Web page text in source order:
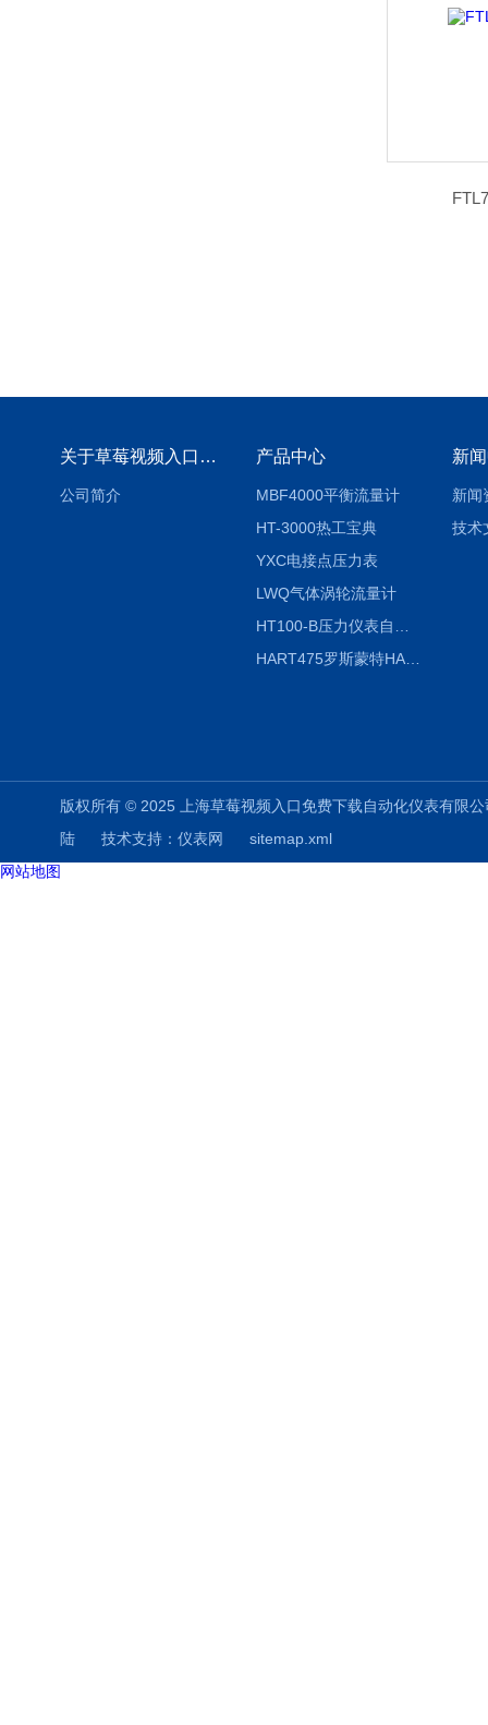
关于草莓视频入口免费下载
公司简介
产品中心
MBF4000平衡流量计
HT-3000热工宝典
YXC电接点压力表
LWQ气体涡轮流量计
HART475罗斯蒙特HART475手操器
新
新闻
技术
版权所有 © 2025 上海草莓视频入口免费下载自动化仪表有
陆 技术支持： 仪表网
sitemap.xml
网站地图